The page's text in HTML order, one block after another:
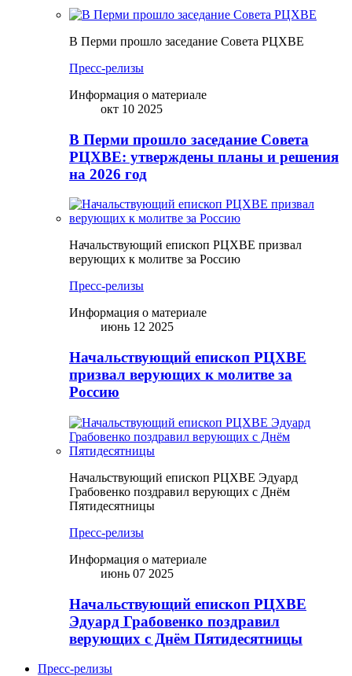
В Перми прошло заседание Совета РЦХВЕ
Пресс-релизы
Информация о материале
окт 10 2025
В Перми прошло заседание Совета
РЦХВЕ: утверждены планы и решения
на 2026 год
Начальствующий епископ РЦХВЕ призвал
верующих к молитве за Россию
Пресс-релизы
Информация о материале
июнь 12 2025
Начальствующий епископ РЦХВЕ
призвал верующих к молитве за
Россию
Начальствующий епископ РЦХВЕ Эдуард
Грабовенко поздравил верующих с Днём
Пятидесятницы
Пресс-релизы
Информация о материале
июнь 07 2025
Начальствующий епископ РЦХВЕ
Эдуард Грабовенко поздравил
верующих с Днём Пятидесятницы
Пресс-релизы